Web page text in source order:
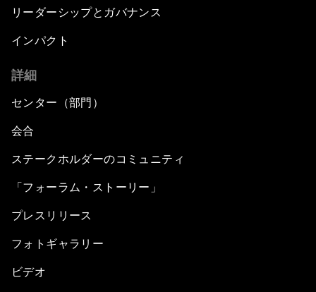
リーダーシップとガバナンス
インパクト
詳細
センター（部門）
会合
ステークホルダーのコミュニティ
「フォーラム・ストーリー」
プレスリリース
フォトギャラリー
ビデオ